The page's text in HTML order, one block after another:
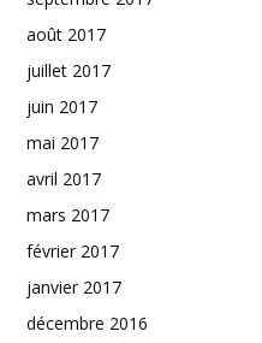
août 2017
juillet 2017
juin 2017
mai 2017
avril 2017
mars 2017
février 2017
janvier 2017
décembre 2016